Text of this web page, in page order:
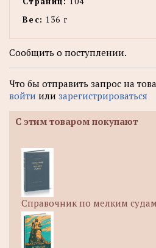
Вес: 136 г
Сообщить о поступлении.
Что бы отправить запрос на
войти или зарегистрироваться
С этим товаром покупают
Справочник по мелким судам